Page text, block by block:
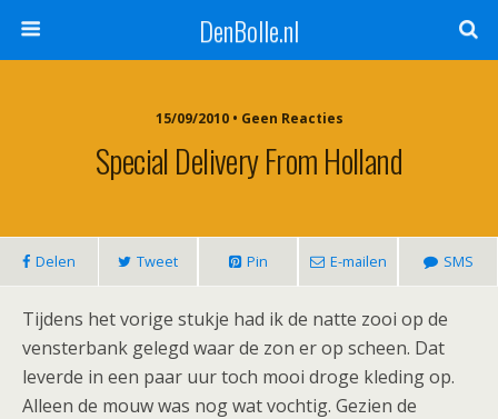
DenBolle.nl
15/09/2010 • Geen Reacties
Special Delivery From Holland
Delen Tweet Pin E-mailen SMS
Tijdens het vorige stukje had ik de natte zooi op de
vensterbank gelegd waar de zon er op scheen. Dat
leverde in een paar uur toch mooi droge kleding op.
Alleen de mouw was nog wat vochtig. Gezien de